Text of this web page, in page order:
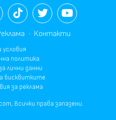
Контакти
политика
лични данни
бисквитките
за реклама
Всички права запазени.